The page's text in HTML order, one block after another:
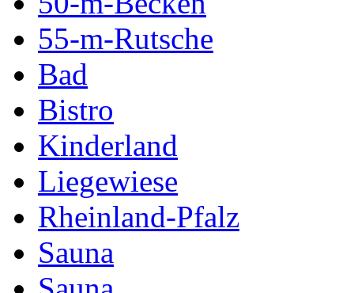
55-m-Rutsche
Bad
Bistro
Kinderland
Liegewiese
Rheinland-Pfalz
Sauna